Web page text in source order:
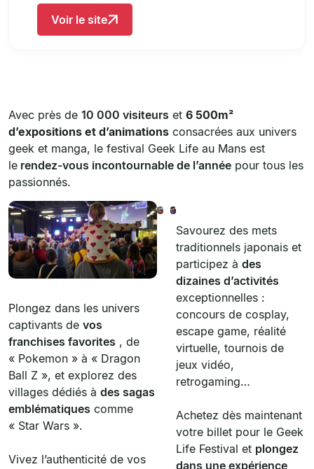
Voir le site
Avec près de 10 000 visiteurs et 6 500m²
d’expositions et d’animations consacrées aux univers
geek et manga, le festival Geek Life au Mans est
le rendez-vous incontournable de l’année pour tous les
passionnés.
Plongez dans les univers
captivants de vos
franchises favorites , de
« Pokemon » à « Dragon
Ball Z », et explorez des
villages dédiés à des sagas
emblématiques comme
« Star Wars ».
Vivez l’authenticité de vos
Savourez des mets
traditionnels japonais et
participez àdes
dizaines d’activités
exceptionnelles :
concours de cosplay,
escape game, réalité
virtuelle, tournois de
jeux vidéo,
retrogaming…
Achetez dès maintenant
votre billet pour le Geek
Life Festival et plongez
dans une expérience